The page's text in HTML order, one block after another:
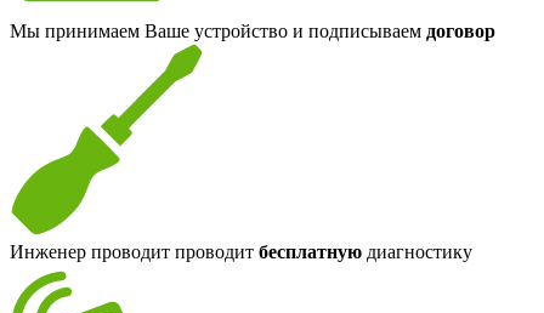
Мы принимаем Ваше устройство и подписываем договор
Инженер проводит проводит бесплатную диагностику